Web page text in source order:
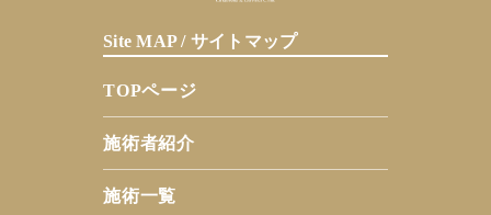
Site MAP / サイトマップ
TOPページ
施術者紹介
施術一覧